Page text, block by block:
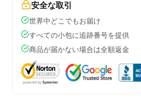
安全な取引
世界中どこでもお届け
すべての小包に追跡番号を提供
商品が届かない場合は全額返金